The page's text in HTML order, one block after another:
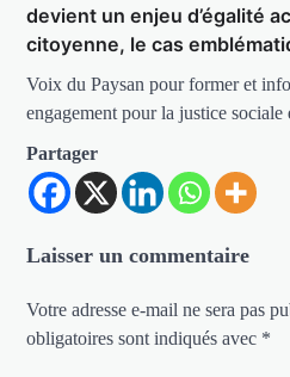
devient un enjeu d’égalité
citoyenne, le cas
Voix du Paysan pour former et
engagement pour la justice
Partager
Laisser un commentaire
Votre adresse e-mail ne sera pas
obligatoires sont indiqués avec *